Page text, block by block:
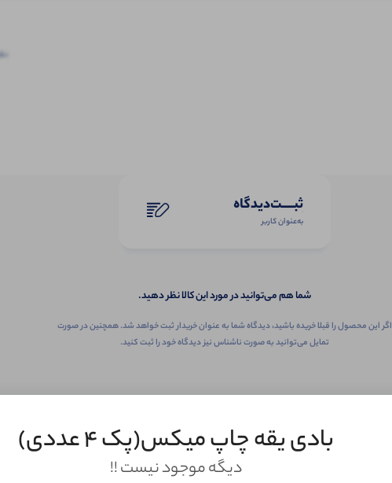
ثبـــــت‌دیدگاه
به‌عنوان کاربر
شما هم می‌توانید در مورد این کالا نظر دهید.
اگر این محصول را قبلا خریده باشید، دیدگاه شما به عنوان خریدار ثبت خواهد شد. همچنین در صورت
تمایل می‌توانید به صورت ناشناس نیز دیدگاه خود را ثبت کنید.
بادی یقه چاپ میکس(پک 4 عددی)
دیگه موجود نیست !!